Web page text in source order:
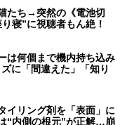
たち→突然の《電池切
寝”に視聴者もん絶！
は何個まで機内持ち込み
に「間違えた」「知り
イリング剤を「表面」に
“内側の根元”が正解…崩